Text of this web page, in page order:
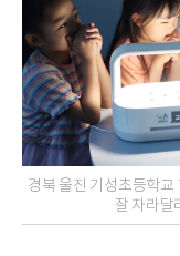
경북 울진 기성초등학교
잘 자라달